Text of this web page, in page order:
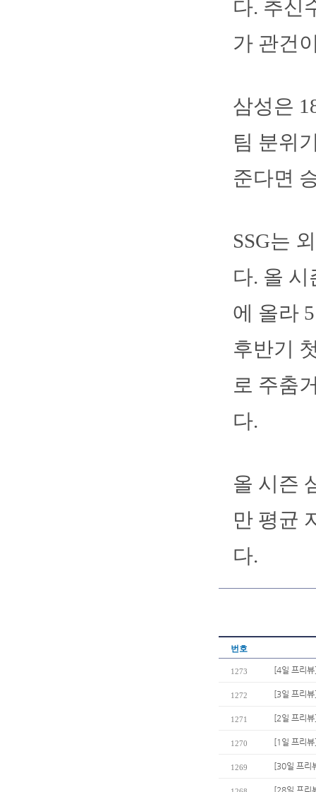
다. 추신
가 관건
삼성은
팀 분위
준다면
SSG는
다. 올
에 올라
후반기
로 주춤
다.
올 시즌
만 평균
다.
번호
1273 [4일 프리
1272 [3일 프리
1271 [2일 프리
1270 [1일 프리
1269 [30일 프리
[28일 프리